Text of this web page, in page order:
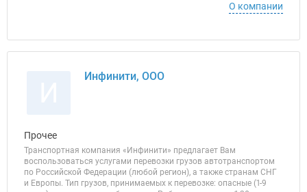
О компании
Инфинити, ООО
Прочее
Транспортная компания «Инфинити» предлагает Вам
воспользоваться услугами перевозки грузов автотранспортом
по Российской Федерации (любой регион), а также странам СНГ
и Европы. Тип грузов, принимаемых к перевозке: опасные (1-9